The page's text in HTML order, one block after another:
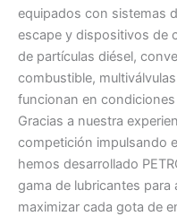
equipados con sistemas
escape y dispositivos de
de partículas diésel,
combustible,
funcionan en condiciones
Gracias a nuestra
competición impulsando
hemos desarrollado
gama de lubricantes
maximizar cada gota de